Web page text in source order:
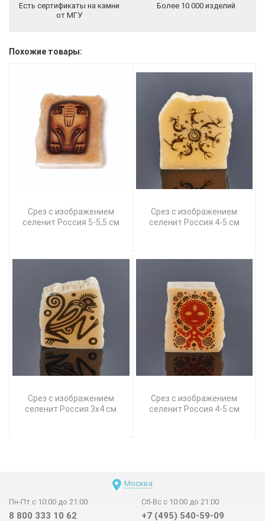
Есть сертификаты на камни
от МГУ
Более 10 000 изделий
Похожие товары:
Срез с изображением
селенит Россия 5-5,5 см
Срез с изображением
селенит Россия 4-5 см
Срез с изображением
селенит Россия 3х4 см
Срез с изображением
селенит Россия 4-5 см
Москва
Пн-Пт с 10:00 до 21:00
8 800 333 10 62
Сб-Вс с 10:00 до 21:00
+7 (495) 540-59-09